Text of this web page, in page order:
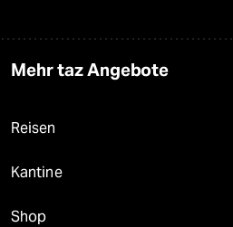
Mehr taz Angebote
Reisen
Kantine
Shop